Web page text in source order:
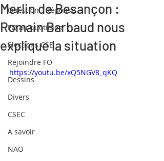
Question - Réponse
FO au quotidien
Elections CSE
Rejoindre FO
Dessins
Divers
CSEC
A savoir
NAO
Merlin de Besançon :
Romain Barbaud nous
explique la situation
https://youtu.be/xQ5NGV8_qKQ